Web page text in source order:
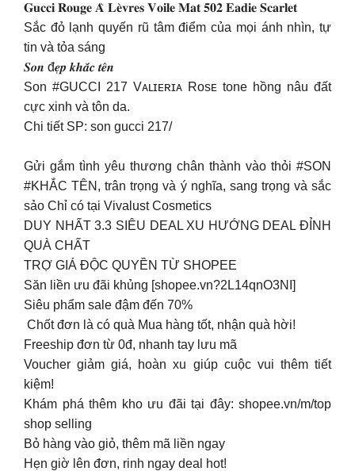
𝐆𝐮𝐜𝐜𝐢 𝐑𝐨𝐮𝐠𝐞 𝐀̀ 𝐋𝐞̀𝐯𝐫𝐞𝐬 𝐕𝐨𝐢𝐥𝐞 𝐌𝐚𝐭 𝟓𝟎𝟐 𝐄𝐚𝐝𝐢𝐞 𝐒𝐜𝐚𝐫𝐥𝐞𝐭
Sắc đỏ lạnh quyến rũ tâm điểm của mọi ánh nhìn, tự
tin và tỏa sáng
𝑺𝒐𝒏 đ𝒆̣𝒑 𝒌𝒉𝒂̆́𝒄 𝒕𝒆̂𝒏
Son #GUCCI 217 Vᴀʟɪᴇʀɪᴀ Rᴏsᴇ tone hồng nâu đất
cực xinh và tôn da.
Chi tiết SP: son gucci 217/
Gửi gắm tình yêu thương chân thành vào thỏi #SON
#KHẮC TÊN, trân trọng và ý nghĩa, sang trọng và sắc
sảo Chỉ có tại Vivalust Cosmetics
DUY NHẤT 3.3 SIÊU DEAL XU HƯỚNG DEAL ĐỈNH
QUÀ CHẤT
TRỢ GIÁ ĐỘC QUYỀN TỪ SHOPEE
Săn liền ưu đãi khủng [shopee.vn?2L14qnO3NI]
Siêu phẩm sale đậm đến 70%
️ Chốt đơn là có quà Mua hàng tốt, nhận quà hời!
Freeship đơn từ 0đ, nhanh tay lưu mã
Voucher giảm giá, hoàn xu giúp cuộc vui thêm tiết
kiệm!
Khám phá thêm kho ưu đãi tại đây: shopee.vn/m/top
shop selling
Bỏ hàng vào giỏ, thêm mã liền ngay
Hẹn giờ lên đơn, rinh ngay deal hot!